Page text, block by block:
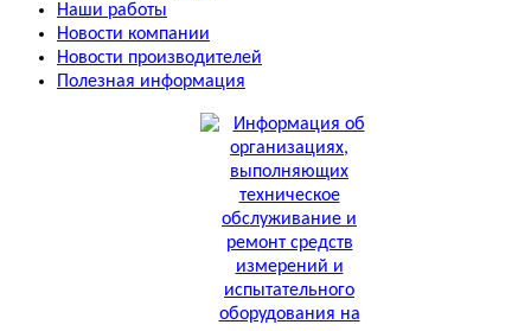
Наши работы
Новости компании
Новости производителей
Полезная информация